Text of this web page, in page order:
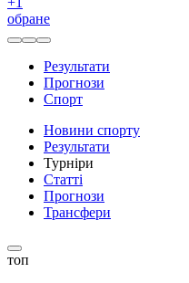
обране
Результати
Прогнози
Спорт
Новини спорту
Результати
Турніри
Статті
Прогнози
Трансфери
топ